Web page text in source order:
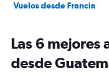
Vuelos desde Francia
Las 6 mejores
desde